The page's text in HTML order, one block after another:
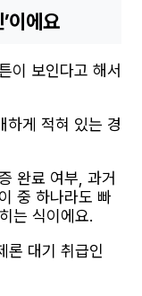
이에요
이 보인다고 해서
하게 적혀 있는 경
완료 여부, 과거
중 하나라도 빠
는 식이에요.
론 대기 취급인